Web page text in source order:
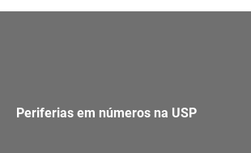
Periferias em números na USP